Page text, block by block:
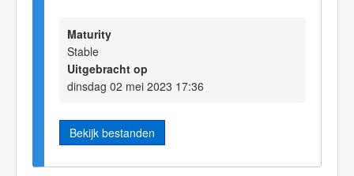
Maturity
Stable
Uitgebracht op
dinsdag 02 mei 2023 17:36
Bekijk bestanden